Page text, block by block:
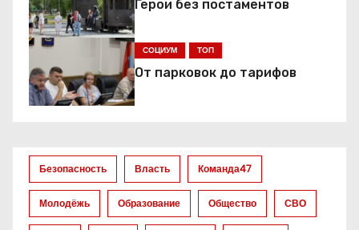
я
п
о
з
п
и
Герои без постаментов
СОЦИУМ ТОП
От парковок до тарифов
Безопасность Власть Команда47
Молодёжь Образование Общество СВО